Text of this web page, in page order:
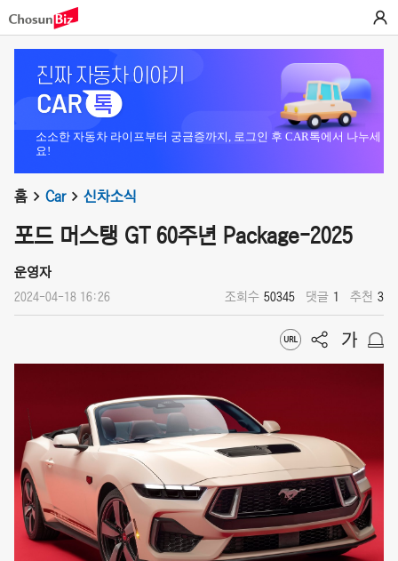
소소한 자동차 라이프부터 궁금증까지, 로그인 후 CAR톡에서 나누세
요!
홈 Car 신차소식
포드 머스탱 GT 60주년 Package-2025
운영자
2024-04-18 16:26 조회수 50345 댓글 1 추천 3